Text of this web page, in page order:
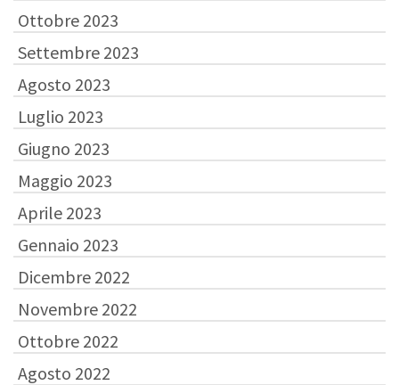
Ottobre 2023
Settembre 2023
Agosto 2023
Luglio 2023
Giugno 2023
Maggio 2023
Aprile 2023
Gennaio 2023
Dicembre 2022
Novembre 2022
Ottobre 2022
Agosto 2022